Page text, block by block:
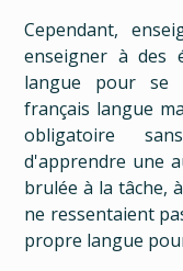
Cependant,
enseigner à des
langue pour se
français langue
obligatoire
d'apprendre une
brulée à la tâche,
ne ressentaient
propre langue